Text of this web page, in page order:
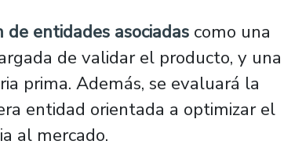
de entidades asociadas como una
de validar el producto, y una
prima. Además, se evaluará la
entidad orientada a optimizar el
al mercado.